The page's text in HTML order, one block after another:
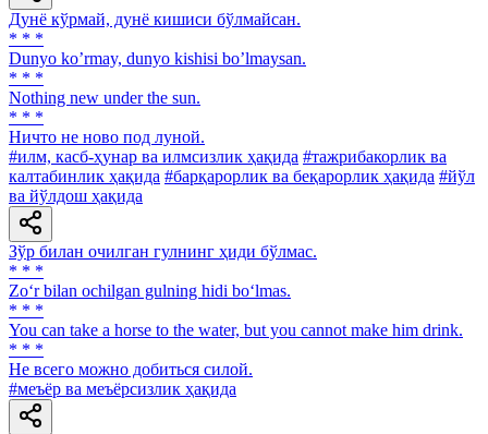
Дунё кўрмай, дунё кишиси бўлмайсан.
* * *
Dunyo koʼrmay, dunyo kishisi boʼlmaysan.
* * *
Nothing new under the sun.
* * *
Ничто не ново под луной.
#илм, касб-ҳунар ва илмсизлик ҳақида #тажрибакорлик ва
калтабинлик ҳақида #барқарорлик ва беқарорлик ҳақида #йўл
ва йўлдош ҳақида
Зўр билан очилган гулнинг ҳиди бўлмас.
* * *
Zo‘r bilan ochilgan gulning hidi bo‘lmas.
* * *
You can take a horse to the water, but you cannot make him drink.
* * *
He всего можно добиться силой.
#меъёр ва меъёрсизлик ҳақида